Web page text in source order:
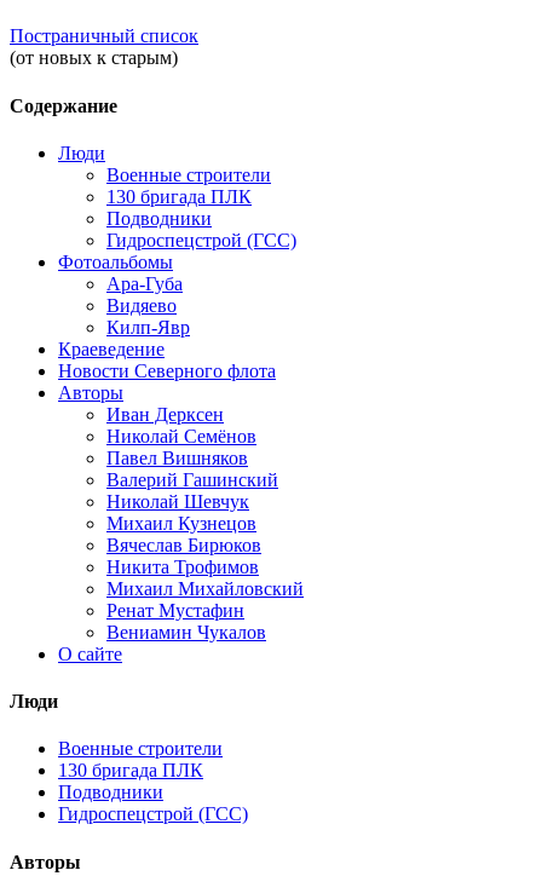
Постраничный список
(от новых к старым)
Содержание
Люди
Военные строители
130 бригада ПЛК
Подводники
Гидроспецстрой (ГСС)
Фотоальбомы
Ара-Губа
Видяево
Килп-Явр
Краеведение
Новости Северного флота
Авторы
Иван Дерксен
Николай Семёнов
Павел Вишняков
Валерий Гашинский
Николай Шевчук
Михаил Кузнецов
Вячеслав Бирюков
Никита Трофимов
Михаил Михайловский
Ренат Мустафин
Вениамин Чукалов
О сайте
Люди
Военные строители
130 бригада ПЛК
Подводники
Гидроспецстрой (ГСС)
Авторы